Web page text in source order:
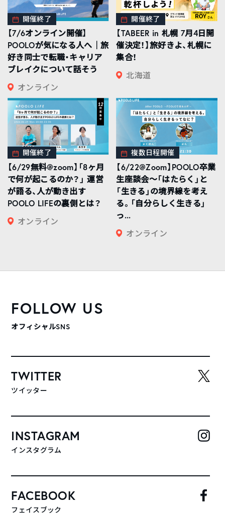
開催終了
【7/6オンライン開催】
POOLOが気になる人へ｜旅
好き同士で転職・キャリア
ブレイクについて話そう
オンライン
開催終了
【TABEER in 札幌 7月4日開
催決定！】旅好きよ、札幌に
集合！
北海道
開催終了
【6/29無料@zoom】「8ヶ月
で何が起こるのか？」 運営
が語る、人が動き出す
POOLO LIFEの裏側とは？
オンライン
複数日程開催
【6/22@Zoom】POOLO卒業
生座談会〜「はたらく」と
「生きる」の境界線を考え
る。「自分らしく生きる」
っ...
オンライン
FOLLOW US
オフィシャルSNS
TWITTER
ツイッター
INSTAGRAM
インスタグラム
FACEBOOK
フェイスブック